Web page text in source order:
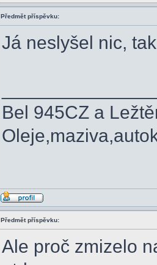
Předmět příspěvku:
Já neslyšel nic,
Bel 945CZ a
Předmět příspěvku:
Ale proč zmizelo